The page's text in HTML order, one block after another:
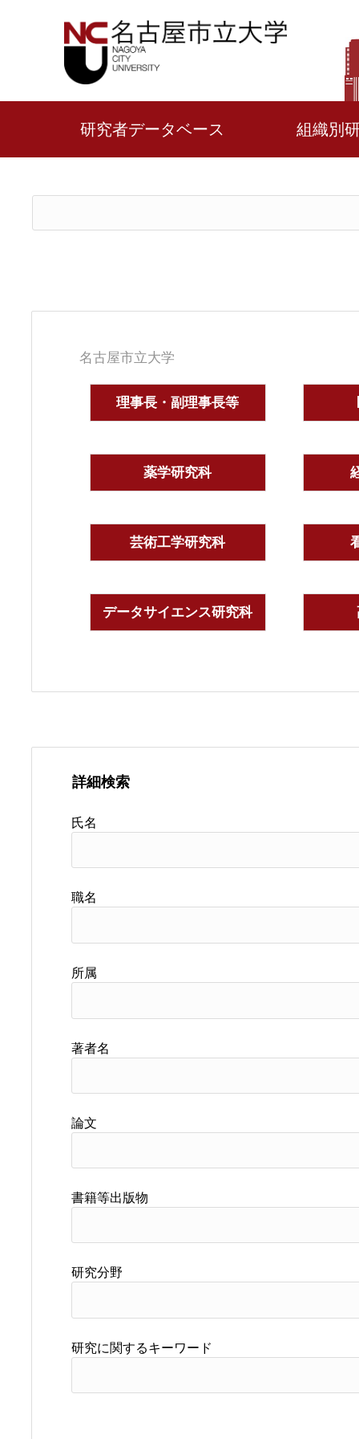
研究者データベース 組織別
名古屋市立大学
理事長・副理事長等
薬学研究科
芸術工学研究科
データサイエンス研究科
詳細検索
氏名
職名
所属
著者名
論文
書籍等出版物
研究分野
研究に関するキーワード